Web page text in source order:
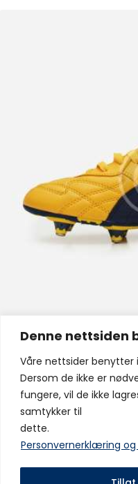
Denne nettsiden
Våre nettsider benytter
Dersom de ikke er
fungere, vil de ikke
samtykker til
dette.
Personvernerklæring
ProAthlete
$